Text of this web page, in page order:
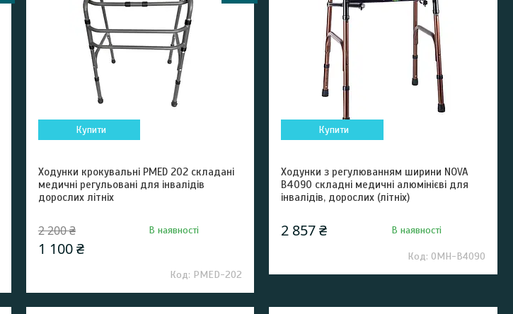
Купити
Ходунки крокувальні PMED 202 складані
медичні регульовані для інвалідів
дорослих літніх
2 200 ₴
1 100 ₴
В наявності
РМЕD-202
Купити
Ходунки з регулюванням ширини NOVA
В4090 складні медичні алюмінієві для
інвалідів, дорослих (літніх)
2 857 ₴ В наявності
OMH-B4090